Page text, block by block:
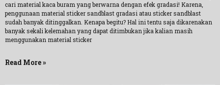
cari material kaca buram yang berwarna dengan efek gradasi! Karena,
penggunaan material sticker sandblast gradasi atau sticker sandblast
sudah banyak ditinggalkan. Kenapa begitu? Hal ini tentu saja dikarenakan
banyak sekali kelemahan yang dapat ditimbukan jika kalian masih
menggunakan material sticker
Read More »